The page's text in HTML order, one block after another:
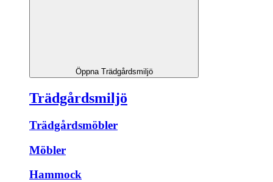
Öppna Trädgårdsmiljö
Trädgårdsmiljö
Trädgårdsmöbler
Möbler
Hammock